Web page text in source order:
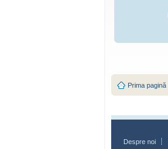
Prima pagină
Despre noi